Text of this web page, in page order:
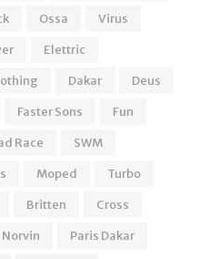
Ossa
Virus
Elettric
Dakar
Deus
Faster Sons
Fun
Race
SWM
Moped
Turbo
Britten
Cross
Norvin
Paris Dakar